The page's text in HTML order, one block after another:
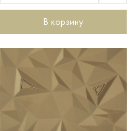
В корзину